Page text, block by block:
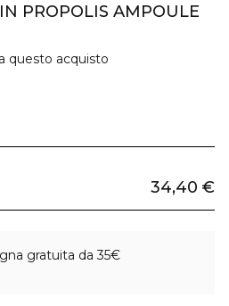
PROPOLIS AMPOULE
questo acquisto
34,40 €
gratuita da 35€